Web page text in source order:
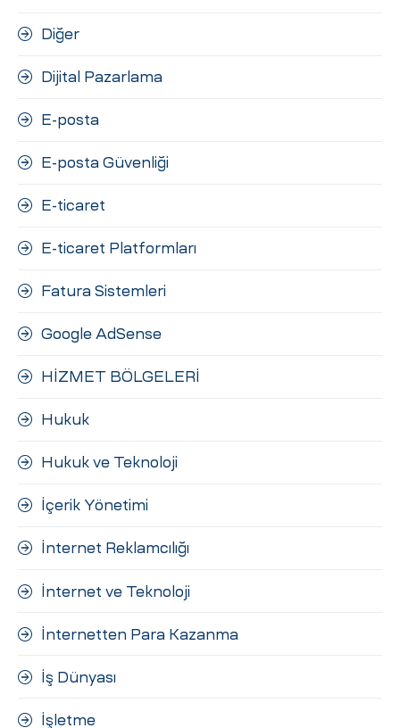
Diğer
Dijital Pazarlama
E-posta
E-posta Güvenliği
E-ticaret
E-ticaret Platformları
Fatura Sistemleri
Google AdSense
HİZMET BÖLGELERİ
Hukuk
Hukuk ve Teknoloji
İçerik Yönetimi
İnternet Reklamcılığı
İnternet ve Teknoloji
İnternetten Para Kazanma
İş Dünyası
İşletme